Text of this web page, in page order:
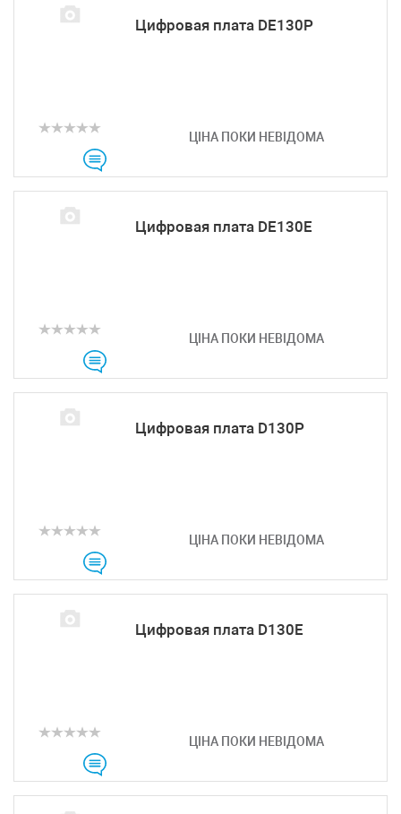
Цифровая плата DE130P
ЦІНА ПОКИ НЕВІДОМА
Цифровая плата DE130E
ЦІНА ПОКИ НЕВІДОМА
Цифровая плата D130P
ЦІНА ПОКИ НЕВІДОМА
Цифровая плата D130E
ЦІНА ПОКИ НЕВІДОМА